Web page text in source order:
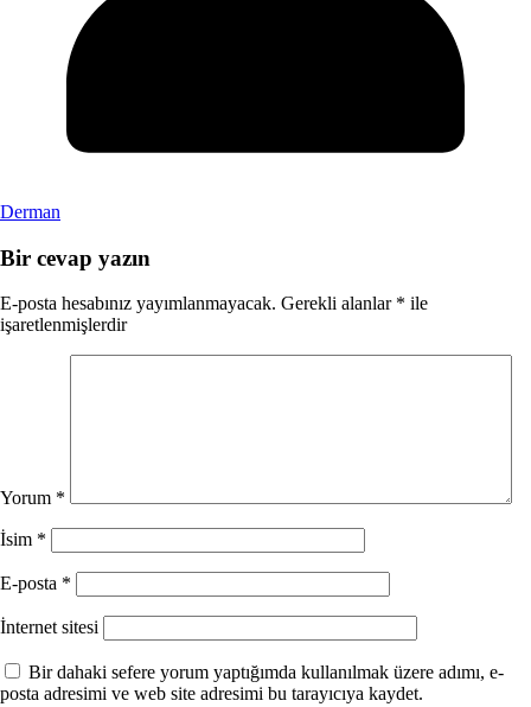
Derman
Bir cevap yazın
E-posta hesabınız yayımlanmayacak. Gerekli alanlar * ile
işaretlenmişlerdir
Yorum *
İsim *
E-posta *
İnternet sitesi
Bir dahaki sefere yorum yaptığımda kullanılmak üzere adımı, e-
posta adresimi ve web site adresimi bu tarayıcıya kaydet.